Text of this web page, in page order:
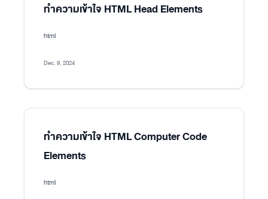
ทำความเข้าใจ HTML Head Elements
html
Dec. 9, 2024
ทำความเข้าใจ HTML Computer Code
Elements
html